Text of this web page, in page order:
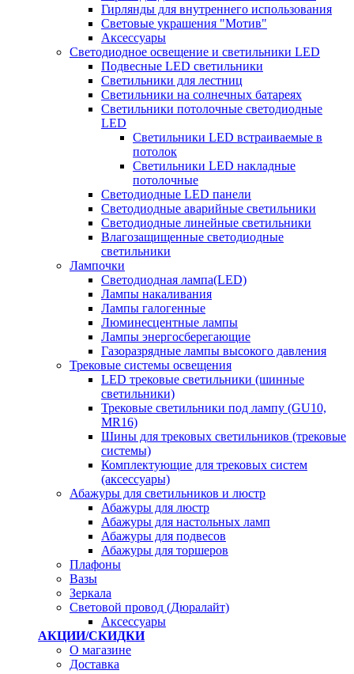
Гирлянды для внутреннего использования
Световые украшения "Мотив"
Аксессуары
Светодиодное освещение и светильники LED
Подвесные LED светильники
Светильники для лестниц
Светильники на солнечных батареях
Светильники потолочные светодиодные
LED
Cветильники LED встраиваемые в
потолок
Светильники LED накладные
потолочные
Светодиодные LED панели
Светодиодные аварийные светильники
Светодиодные линейные светильники
Влагозащищенные светодиодные
светильники
Лампочки
Светодиодная лампа(LED)
Лампы накаливания
Лампы галогенные
Люминесцентные лампы
Лампы энергосберегающие
Газоразрядные лампы высокого давления
Трековые системы освещения
LED трековые светильники (шинные
светильники)
Трековые светильники под лампу (GU10,
MR16)
Шины для трековых светильников (трековые
системы)
Комплектующие для трековых систем
(аксессуары)
Абажуры для светильников и люстр
Абажуры для люстр
Абажуры для настольных ламп
Абажуры для подвесов
Абажуры для торшеров
Плафоны
Вазы
Зеркала
Световой провод (Дюралайт)
Аксессуары
АКЦИИ/СКИДКИ
О магазине
Доставка